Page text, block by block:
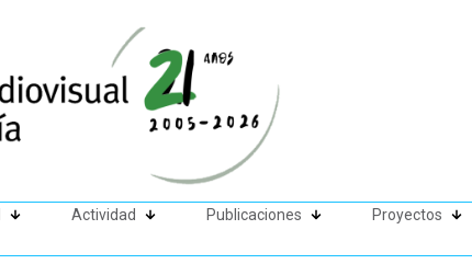
Actividad Publicaciones Proyectos